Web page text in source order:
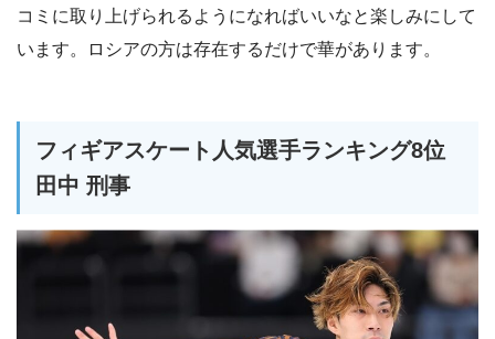
コミに取り上げられるようになればいいなと楽しみにして
います。ロシアの方は存在するだけで華があります。
フィギアスケート人気選手ランキング8位
田中 刑事